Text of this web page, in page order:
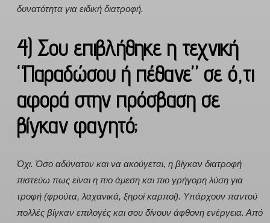
δυνατότητα για ειδική διατροφή.
4) Σου επιβλήθηκε η τεχνική
“Παραδώσου ή πέθανε” σε ό,τι
αφορά στην πρόσβαση σε
βίγκαν φαγητό;
Όχι. Όσο αδύνατον και να ακούγεται, η βίγκαν διατροφή
πιστεύω πως είναι η πιο άμεση και πιο γρήγορη λύση για
τροφή (φρούτα, λαχανικά, ξηροί καρποί). Υπάρχουν παντού
πολλές βίγκαν επιλογές και σου δίνουν άφθονη ενέργεια. Από